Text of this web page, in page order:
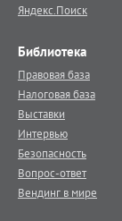
Яндекс.Поиск
Библиотека
Правовая база
Налоговая база
Выставки
Интервью
Безопасность
Вопрос-ответ
Вендинг в мире